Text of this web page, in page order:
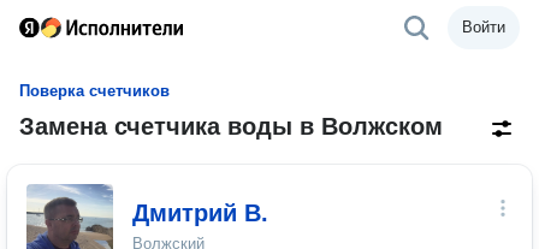
Войти
Поверка счетчиков
Замена счетчика воды в Волжском
Дмитрий В.
Волжский